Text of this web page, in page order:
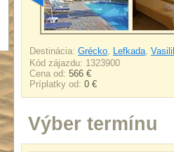
Destinácia: Grécko, Lefkada,
Kód zájazdu: 1323900
Cena od: 566 €
Príplatky od: 0 €
Výber termínu